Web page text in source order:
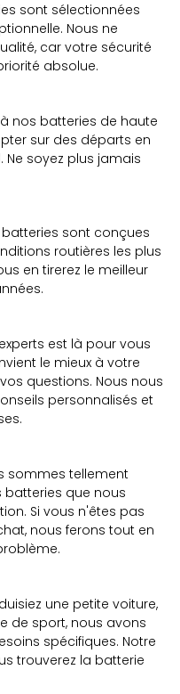
sont sélectionnées
Nous ne
car votre sécurité
absolue.
nos batteries de haute
sur des départs en
soyez plus jamais
batteries sont conçues
routières les plus
en tirerez le meilleur
est là pour vous
le mieux à votre
questions. Nous nous
personnalisés et
sommes tellement
que nous
Si vous n'êtes pas
nous ferons tout en
une petite voiture,
de sport, nous avons
spécifiques. Notre
trouverez la batterie